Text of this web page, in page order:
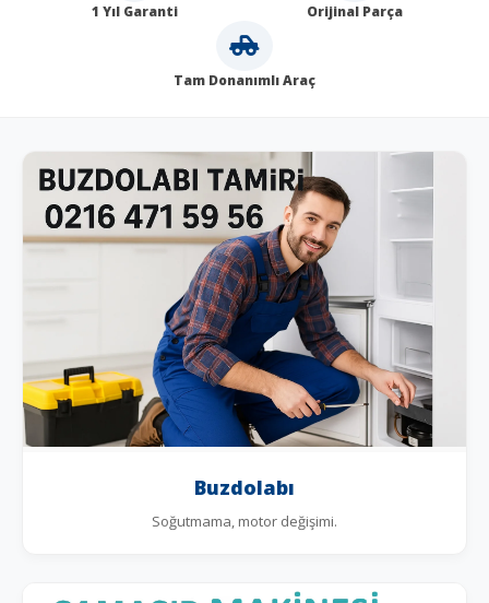
1 Yıl Garanti Orijinal Parça
Tam Donanımlı Araç
Buzdolabı
Soğutmama, motor değişimi.